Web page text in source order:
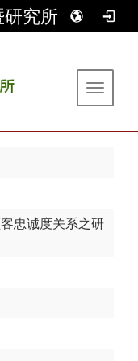
研究所
Toggle
忠诚度关系之研